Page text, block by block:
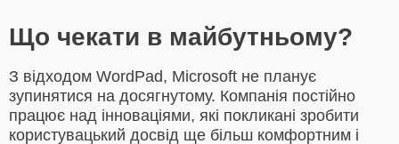
Що чекати в майбутньому?
З відходом WordPad, Microsoft не планує
зупинятися на досягнутому. Компанія постійно
працює над інноваціями, які покликані зробити
користувацький досвід ще більш комфортним і